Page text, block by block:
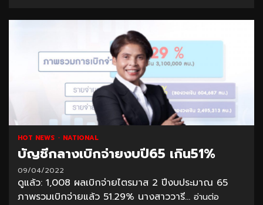
HOT NEWS NATIONAL
บัญชีกลางเบิกจ่ายงบปี65 เกิน51%
09/04/2022
ดูแล้ว: 1,008 ผลเบิกจ่ายไตรมาส 2 ปีงบประมาณ 65
ภาพรวมเบิกจ่ายแล้ว 51.29% นางสาววารี... อ่านต่อ